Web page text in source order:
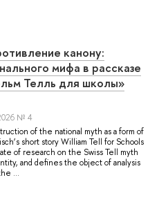
канону:
мифа в рассказе
Телль для школы»
№ 4
of the national myth as a form of
short story William Tell for Schools
of research on the Swiss Tell myth
and defines the object of analysis
...